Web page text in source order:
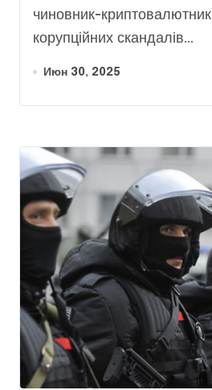
чиновник-криптовалютник
корупційних скандалів...
Июн 30, 2025